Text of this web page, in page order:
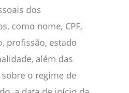
dos
como nome, CPF,
profissão, estado
além das
o regime de